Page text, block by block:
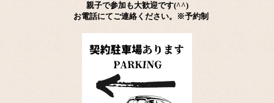
親子で参加も大歓迎です(^^)
お電話にてご連絡ください。※予約制